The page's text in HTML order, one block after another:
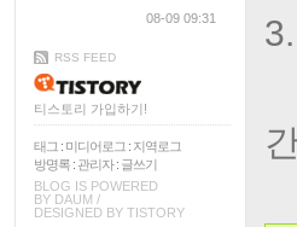
08-09 09:31
RSS FEED
티스토리 가입하기!
태그 : 미디어로그 : 지역로그
방명록 : 관리자: 글쓰기
BLOG IS POWERED
BY DAUM /
DESIGNED BY TISTORY